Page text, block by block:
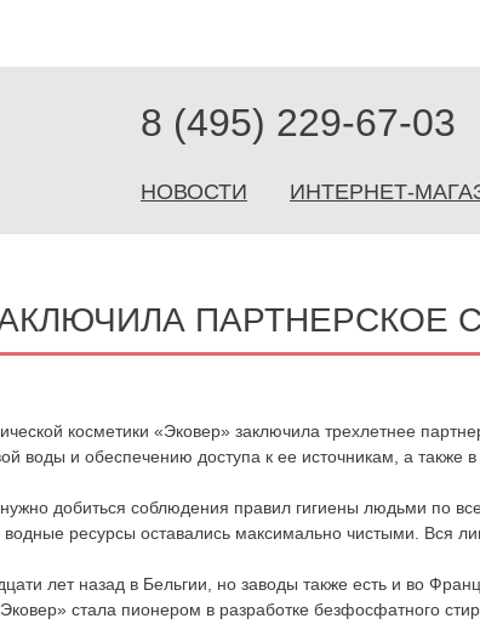
8 (495) 229-67-03
НОВОСТИ ИНТЕРНЕТ-
ПАРТНЕРСКОЕ
косметики «Эковер» заключила трехлетнее
воды и обеспечению доступа к ее источникам, а также
добиться соблюдения правил гигиены людьми по
ресурсы оставались максимально чистыми. Вся
лет назад в Бельгии, но заводы также есть и во
стала пионером в разработке безфосфатного